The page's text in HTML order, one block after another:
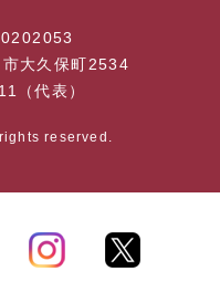
大久保町2534
（代表）
reserved.